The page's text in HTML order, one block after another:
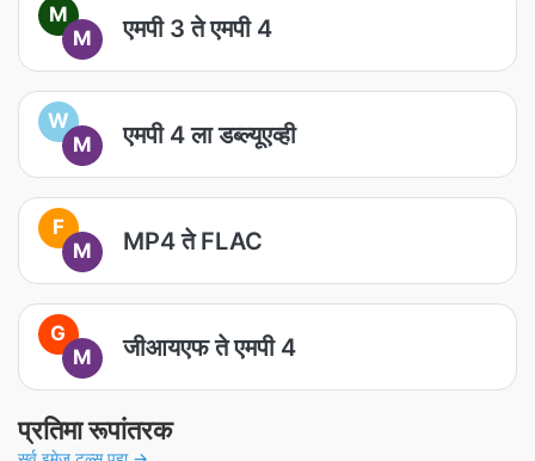
M
M
एमपी 3 ते एमपी 4
W
M
एमपी 4 ला डब्ल्यूएव्ही
F
M
MP4 ते FLAC
G
M
जीआयएफ ते एमपी 4
प्रतिमा रूपांतरक